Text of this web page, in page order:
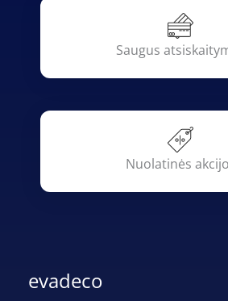
Saugus
Nuolatinės
evadeco